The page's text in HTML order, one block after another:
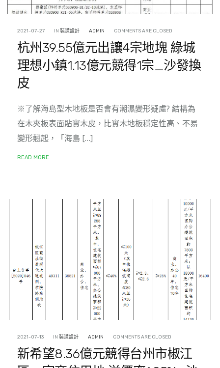
2021-07-27 IN 裝潢設計 ADMIN COMMENTS ARE CLOSED
杭州39.55億元出讓4宗地塊 綠城
理想小鎮1.13億元競得1宗_沙發換
皮
※了解海島型木地板是否會有潮濕變形疑慮? 結構為
在木夾板表面貼實木皮，比實木地板穩定性高、不易
變形翹起，「海島 […]
READ MORE
2021-07-13 IN 裝潢設計 ADMIN COMMENTS ARE CLOSED
新希望8.36億元競得台州市椒江